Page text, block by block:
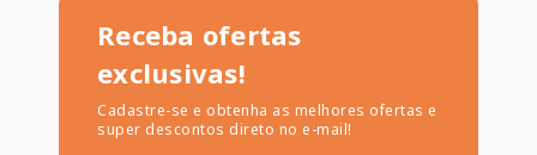
Receba ofertas
exclusivas!
Cadastre-se e obtenha as melhores ofertas e
super descontos direto no e-mail!